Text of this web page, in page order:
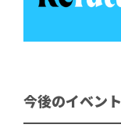
今後のイベント